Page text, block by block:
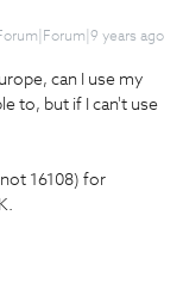
years ago
can I use my
to, but if I can't use
16108) for